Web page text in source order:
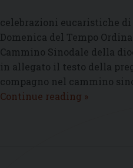
celebrazioni eucaristiche di
Domenica del Tempo
Cammino Sinodale della
in allegato il testo della
compagno nel cammino
Continue reading Preghiera
»